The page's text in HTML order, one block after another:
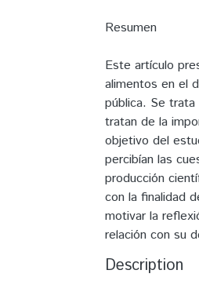
Resumen
Este artículo
alimentos en el
pública. Se
tratan de la
objetivo del
percibían las
producción
con la finalidad
motivar la
relación con su
Description